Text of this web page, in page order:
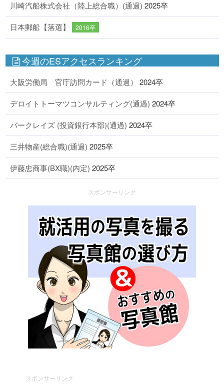
川崎汽船株式会社（陸上総合職）(通過) 2025卒
日本郵船【落選】 2016卒
今週のESアクセスランキング
大阪労働局 官庁訪問カード（通過） 2024卒
デロイトトーマツコンサルティング(通過) 2024卒
バークレイズ (投資銀行本部)(通過) 2024卒
三井物産(総合職)(通過) 2025卒
伊藤忠商事(BX職)(内定) 2025卒
スポンサーリンク
スポンサーリンク